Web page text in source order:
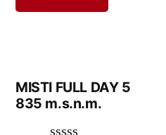
de
MISTI FULL DAY 5
835 m.s.n.m.